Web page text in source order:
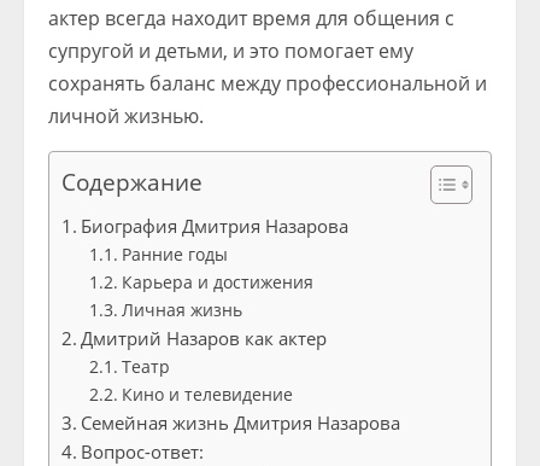
актер всегда находит время для общения с
супругой и детьми, и это помогает ему
сохранять баланс между профессиональной и
личной жизнью.
Содержание
Биография Дмитрия Назарова
Ранние годы
Карьера и достижения
Личная жизнь
Дмитрий Назаров как актер
Театр
Кино и телевидение
Семейная жизнь Дмитрия Назарова
Вопрос-ответ: